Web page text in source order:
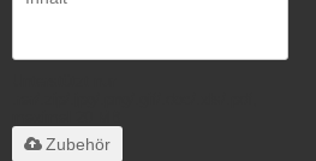
Zubehör